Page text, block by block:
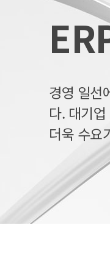
경영 일선
다. 대기
더욱 수요